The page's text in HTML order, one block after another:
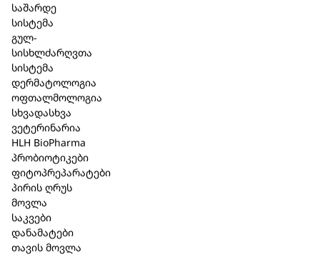
საშარდე
სისტემა
გულ-
სისხლძარღვთა
სისტემა
დერმატოლოგია
ოფთალმოლოგია
სხვადასხვა
ვეტერინარია
HLH BioPharma
პრობიოტიკები
ფიტოპრეპარატები
პირის ღრუს
მოვლა
საკვები
დანამატები
თავის მოვლა
შპაიკი Original სამედიცინო
საპონი (მგრძნობიარე) 100 გრ.
(520)
კატეგორია:Speick
მოკლე აღწერა
სამედიცინო ანტიბაქტერიული საპონი